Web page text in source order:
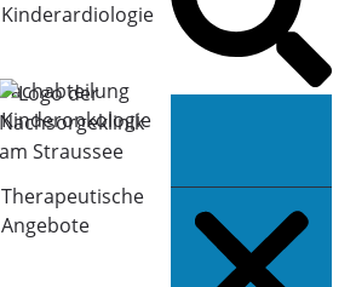
Kinderardiologie
Fachabteilung
Kinderonkologie
Therapeutische
Angebote